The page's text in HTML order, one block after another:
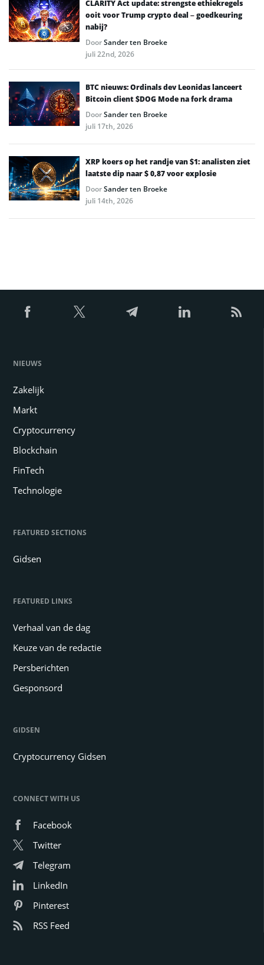
CLARITY Act update: strengste ethiekregels
ooit voor Trump crypto deal – goedkeuring
nabij?
DoorSander ten Broeke
juli 22nd, 2026
BTC nieuws: Ordinals dev Leonidas lanceert
Bitcoin client $DOG Mode na fork drama
DoorSander ten Broeke
juli 17th, 2026
XRP koers op het randje van $1: analisten ziet
laatste dip naar $ 0,87 voor explosie
DoorSander ten Broeke
juli 14th, 2026
NIEUWS
Zakelijk
Markt
Cryptocurrency
Blockchain
FinTech
Technologie
FEATURED SECTIONS
Gidsen
FEATURED LINKS
Verhaal van de dag
Keuze van de redactie
Persberichten
Gesponsord
GIDSEN
Cryptocurrency Gidsen
CONNECT WITH US
Facebook
Twitter
Telegram
LinkedIn
Pinterest
RSS Feed